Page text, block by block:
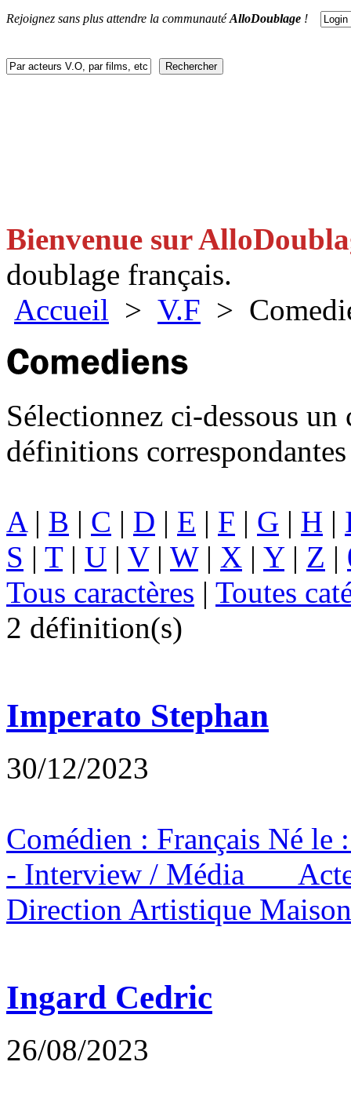
Rejoignez sans plus attendre la communautéAlloDoublage !
Bienvenue sur
doublage français.
Accueil > V.F >
Sélectionnez ci-dessous
définitions
A| B | C | D | E | F | G | H |
S | T| U | V| W| X | Y| Z |
Tous caractères | Toutes
2 définition(s)
Imperato Stephan
30/12/2023
Comédien : Français Né
- Interview / Média
Direction Artistique
Ingard Cedric
26/08/2023